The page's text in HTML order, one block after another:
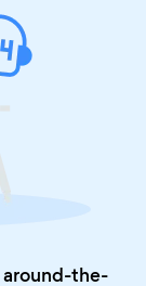
around-the-